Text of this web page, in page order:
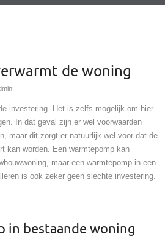
de woning
investering. Het is zelfs mogelijk om hier
In dat geval zijn er wel voorwaarden
maar dit zorgt er natuurlijk wel voor dat de
kan worden. Een warmtepomp kan
maar een warmtepomp in een
is ook zeker geen slechte investering.
in bestaande woning